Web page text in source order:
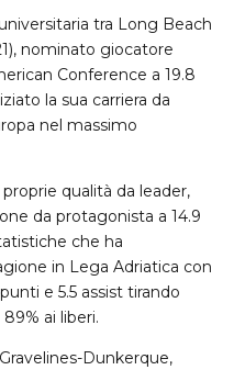
tra Long Beach
nominato giocatore
Conference a 19.8
la sua carriera da
nel massimo
qualità da leader,
da protagonista a 14.9
che ha
in Lega Adriatica con
e 5.5 assist tirando
ai liberi.
Dunkerque,